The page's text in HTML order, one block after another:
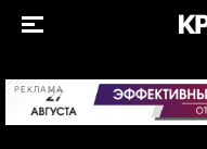
РЕКЛАМА